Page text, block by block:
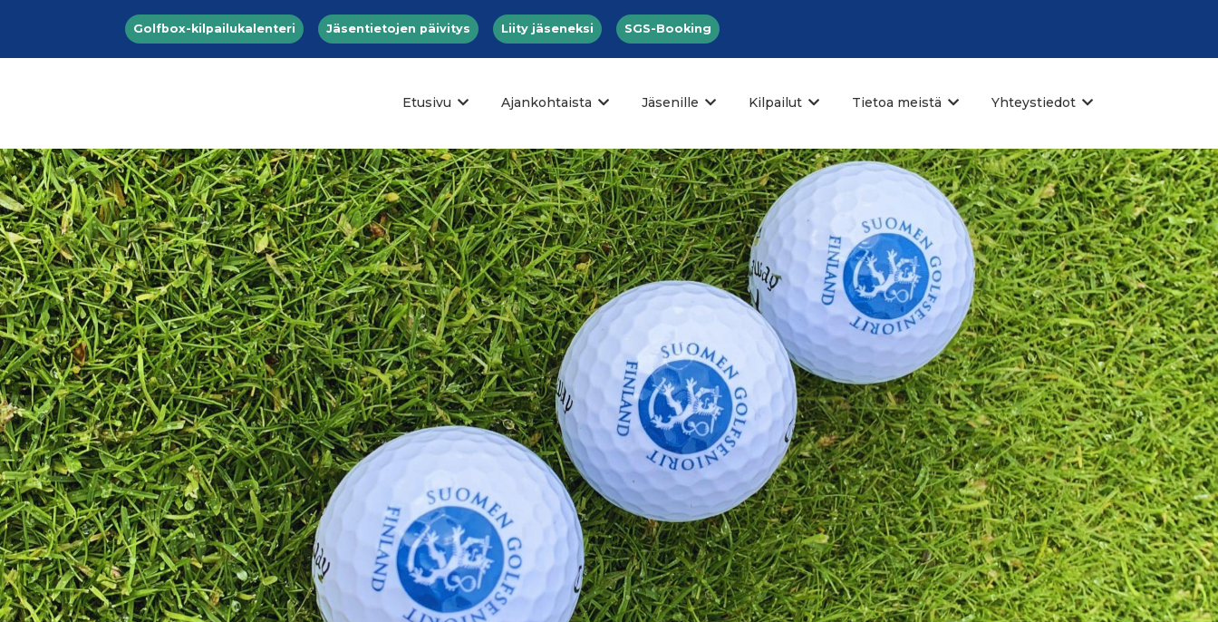
Top menu
Golfbox-kilpailukalenteri Jäsentietojen päivitys Liity jäseneksi SGS-Booking
Etusivu Ajankohtaista Jäsenille Kilpailut Tietoa meistä Yhteystiedot